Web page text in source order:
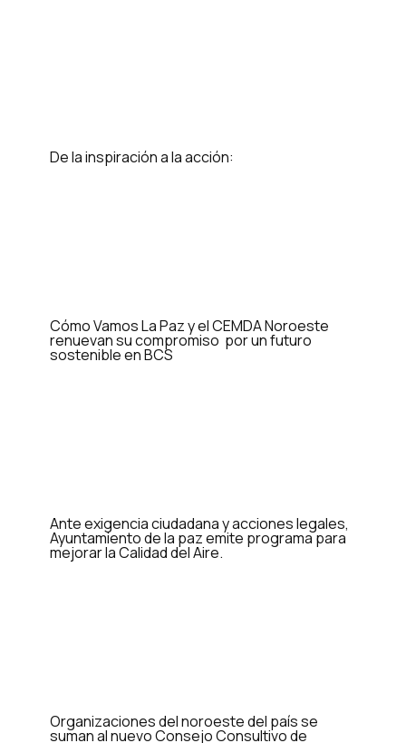
De la inspiración a la acción:
Cómo Vamos La Paz y el CEMDA Noroeste
renuevan su compromiso por un futuro
sostenible en BCS
Ante exigencia ciudadana y acciones legales,
Ayuntamiento de la paz emite programa para
mejorar la Calidad del Aire.
Organizaciones del noroeste del país se
suman al nuevo Consejo Consultivo de